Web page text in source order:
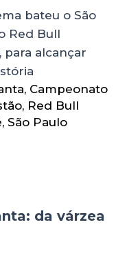
bateu o São
Red Bull
para alcançar
, Campeonato
, Red Bull
, São Paulo
da várzea